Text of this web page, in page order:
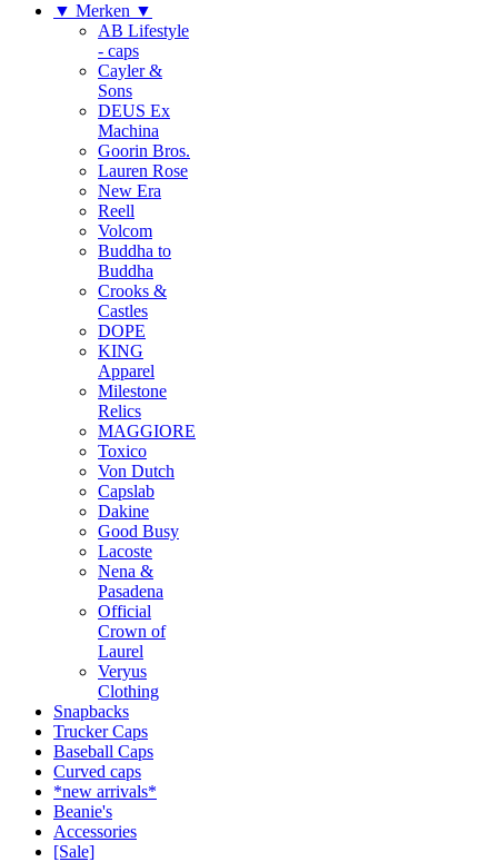
▼ Merken ▼
AB Lifestyle
- caps
Cayler &
Sons
DEUS Ex
Machina
Goorin Bros.
Lauren Rose
New Era
Reell
Volcom
Buddha to
Buddha
Crooks &
Castles
DOPE
KING
Apparel
Milestone
Relics
MAGGIORE
Toxico
Von Dutch
Capslab
Dakine
Good Busy
Lacoste
Nena &
Pasadena
Official
Crown of
Laurel
Veryus
Clothing
Snapbacks
Trucker Caps
Baseball Caps
Curved caps
*new arrivals*
Beanie's
Accessories
[Sale]